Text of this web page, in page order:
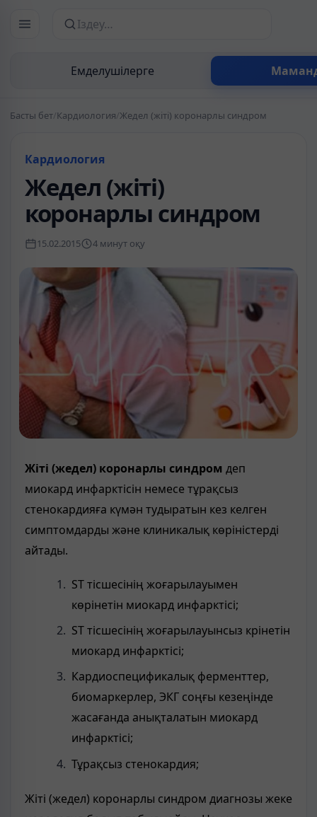
Емделушілерге
Сайттан іздеу
Басты бет/Кардиология/Жедел (жіті) коронарлы синдром
Кардиология
Жедел (жіті)
коронарлы синдром
15.02.2015 4 минут оқу
Жіті (жедел) коронарлы синдром деп
миокард инфарктісін немесе тұрақсыз
стенокардияға күмән тудыратын кез келген
симптомдарды және клиникалық көріністерді
айтады.
ST тісшесінің жоғарылауымен
көрінетін миокард инфарктісі;
ST тісшесінің жоғарылауынсыз крінетін
миокард инфарктісі;
Кардиоспецификалық ферменттер,
биомаркерлер, ЭКГ соңғы кезеңінде
жасағанда анықталатын миокард
инфарктісі;
Тұрақсыз стенокардия;
Жіті (жедел) коронарлы синдром диагнозы жеке